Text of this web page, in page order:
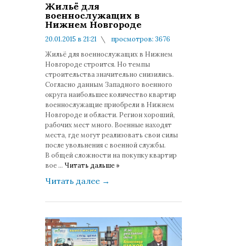
Жильё для
военнослужащих в
Нижнем Новгороде
20.01.2015 в 21:21
просмотров: 3676
Жильё для военнослужащих в Нижнем
Новгороде строится. Но темпы
строительства значительно снизились.
Согласно данным Западного военного
округа наибольшее количество квартир
военнослужащие приобрели в Нижнем
Новгороде и области. Регион хороший,
рабочих мест много. Военные находят
места, где могут реализовать свои силы
после увольнения с военной службы.
В общей сложности на покупку квартир
вое ... Читать дальше »
Читать далее →